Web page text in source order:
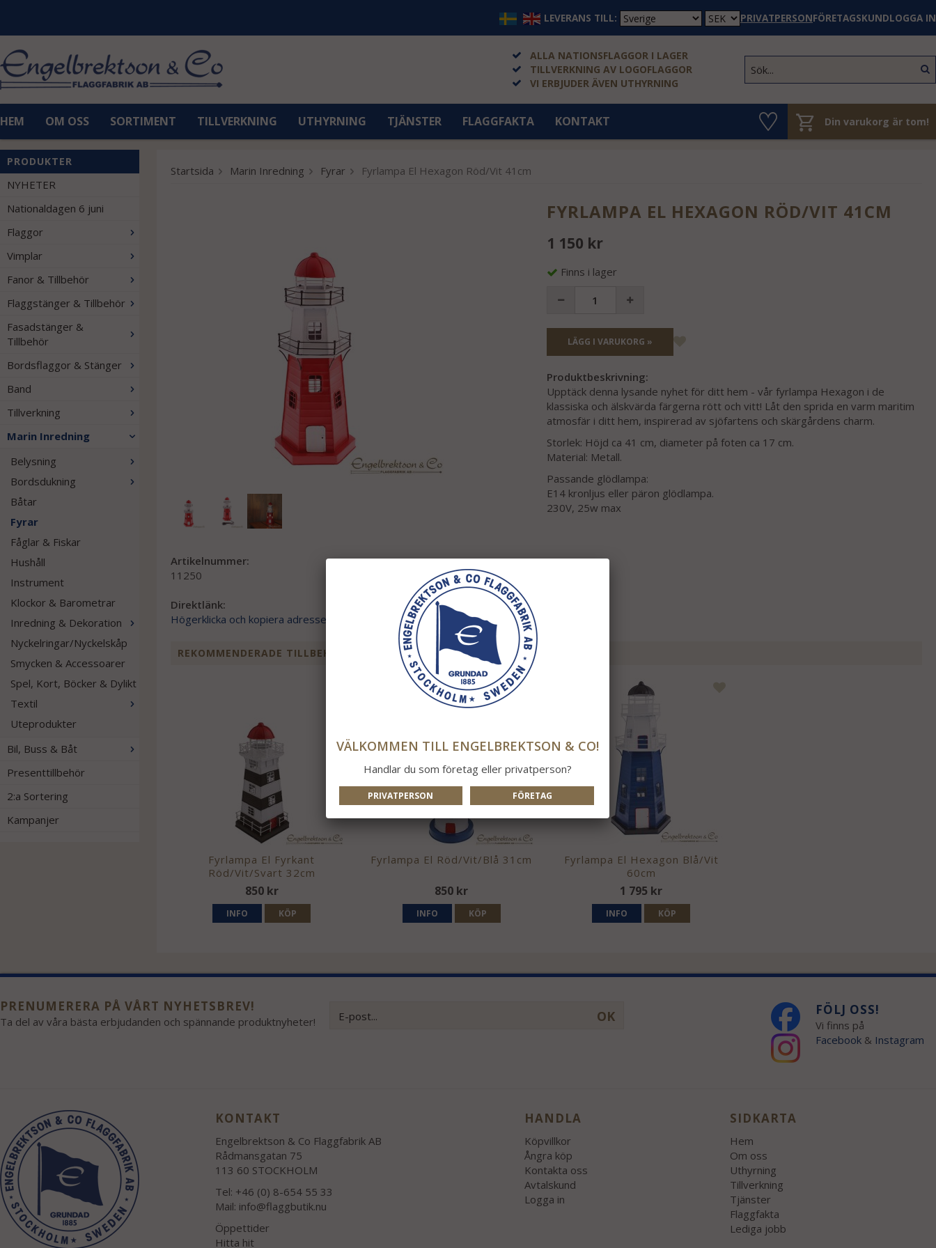
LEVERANS TILL: PRIVATPERSONFÖRETAGSKUNDLOGGA IN
ALLA NATIONSFLAGGOR I LAGER
TILLVERKNING AV LOGOFLAGGOR
VI ERBJUDER ÄVEN UTHYRNING
HEM OM OSS SORTIMENT TILLVERKNING UTHYRNING TJÄNSTER FLAGGFAKTA KONTAKT Din varukorg är tom!
PRODUKTER
NYHETER
Nationaldagen 6 juni
Flaggor
Vimplar
Fanor & Tillbehör
Flaggstänger & Tillbehör
Fasadstänger &
Tillbehör
Bordsflaggor & Stänger
Band
Tillverkning
Marin Inredning
Belysning
Bordsdukning
Båtar
Fyrar
Fåglar & Fiskar
Hushåll
Instrument
Klockor & Barometrar
Inredning & Dekoration
Nyckelringar/Nyckelskåp
Smycken & Accessoarer
Spel, Kort, Böcker & Dylikt
Textil
Uteprodukter
Bil, Buss & Båt
Presenttillbehör
2:a Sortering
Kampanjer
Startsida Marin Inredning Fyrar Fyrlampa El Hexagon Röd/Vit 41cm
FYRLAMPA EL HEXAGON RÖD/VIT 41CM
1 150 kr
Finns i lager
LÄGG I VARUKORG »
Produktbeskrivning:
Upptäck denna lysande nyhet för ditt hem - vår fyrlampa Hexagon i de
klassiska och älskvärda färgerna rött och vitt! Låt den sprida en varm maritim
atmosfär i ditt hem, inspirerad av sjöfartens och skärgårdens charm.
Storlek: Höjd ca 41 cm, diameter på foten ca 17 cm.
Material: Metall.
Passande glödlampa:
E14 kronljus eller päron glödlampa.
230V, 25w max
Artikelnummer:
11250
Direktlänk:
Högerklicka och kopiera adressen
REKOMMENDERADE TILLBEHÖR TILL DENNA PRODUKT
Fyrlampa El Fyrkant
Röd/Vit/Svart 32cm
850 kr
INFO KÖP
Fyrlampa El Röd/Vit/Blå 31cm
850 kr
INFO KÖP
Fyrlampa El Hexagon Blå/Vit
60cm
1 795 kr
INFO KÖP
PRENUMERERA PÅ VÅRT NYHETSBREV!
Ta del av våra bästa erbjudanden och spännande produktnyheter! OK FÖLJ OSS!
Vi finns på
Facebook & Instagram
KONTAKT
Engelbrektson & Co Flaggfabrik AB
Rådmansgatan 75
113 60 STOCKHOLM
Tel: +46 (0) 8-654 55 33
Mail: info@flaggbutik.nu
Öppettider
Hitta hit
HANDLA
Köpvillkor
Ångra köp
Kontakta oss
Avtalskund
Logga in
SIDKARTA
Hem
Om oss
Uthyrning
Tillverkning
Tjänster
Flaggfakta
Lediga jobb
VÄLKOMMEN TILL ENGELBREKTSON & CO!
Handlar du som företag eller privatperson?
PRIVATPERSON FÖRETAG